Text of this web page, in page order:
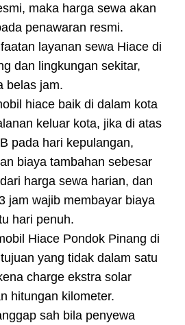
maka harga sewa akan
penawaran resmi.
layanan sewa Hiace di
dan lingkungan sekitar,
belas jam.
hiace baik di dalam kota
keluar kota, jika di atas
pada hari kepulangan,
biaya tambahan sebesar
harga sewa harian, dan
jam wajib membayar biaya
hari penuh.
Hiace Pondok Pinang di
yang tidak dalam satu
charge ekstra solar
hitungan kilometer.
sah bila penyewa